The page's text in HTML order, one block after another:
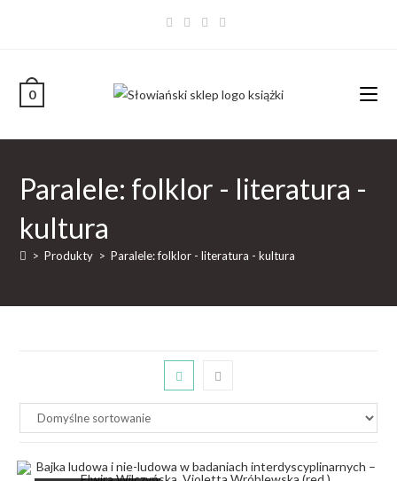
0
Paralele: folklor - literatura -
kultura
> Produkty > Paralele: folklor - literatura - kultura